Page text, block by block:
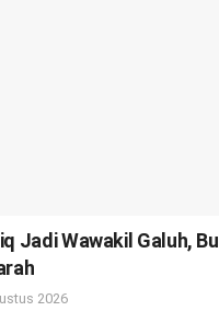
Jadi Wawakil Galuh,
2026